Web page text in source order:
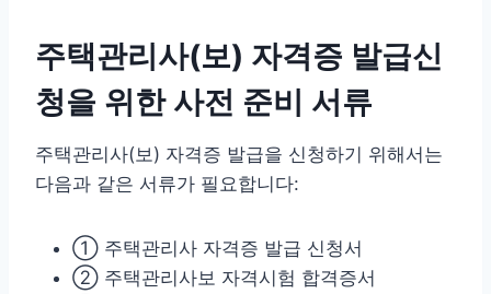
주택관리사(보) 자격증 발급신
청을 위한 사전 준비 서류
주택관리사(보) 자격증 발급을 신청하기 위해서는
다음과 같은 서류가 필요합니다:
① 주택관리사 자격증 발급 신청서
② 주택관리사보 자격시험 합격증서